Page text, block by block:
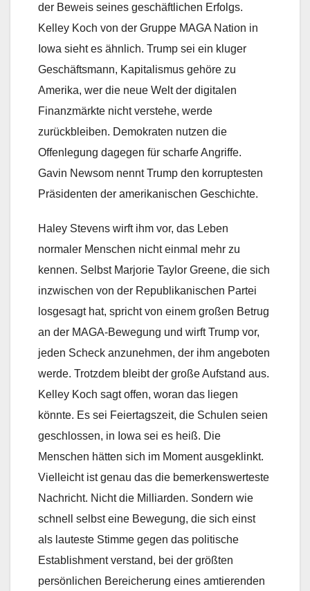
der Beweis seines geschäftlichen Erfolgs.
Kelley Koch von der Gruppe MAGA Nation in
Iowa sieht es ähnlich. Trump sei ein kluger
Geschäftsmann, Kapitalismus gehöre zu
Amerika, wer die neue Welt der digitalen
Finanzmärkte nicht verstehe, werde
zurückbleiben. Demokraten nutzen die
Offenlegung dagegen für scharfe Angriffe.
Gavin Newsom nennt Trump den korruptesten
Präsidenten der amerikanischen Geschichte.
Haley Stevens wirft ihm vor, das Leben
normaler Menschen nicht einmal mehr zu
kennen. Selbst Marjorie Taylor Greene, die sich
inzwischen von der Republikanischen Partei
losgesagt hat, spricht von einem großen Betrug
an der MAGA-Bewegung und wirft Trump vor,
jeden Scheck anzunehmen, der ihm angeboten
werde. Trotzdem bleibt der große Aufstand aus.
Kelley Koch sagt offen, woran das liegen
könnte. Es sei Feiertagszeit, die Schulen seien
geschlossen, in Iowa sei es heiß. Die
Menschen hätten sich im Moment ausgeklinkt.
Vielleicht ist genau das die bemerkenswerteste
Nachricht. Nicht die Milliarden. Sondern wie
schnell selbst eine Bewegung, die sich einst
als lauteste Stimme gegen das politische
Establishment verstand, bei der größten
persönlichen Bereicherung eines amtierenden